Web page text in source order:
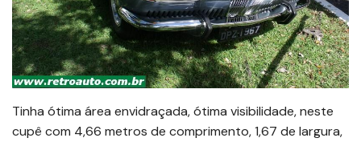
Tinha ótima área envidraçada, ótima visibilidade, neste
cupê com 4,66 metros de comprimento, 1,67 de largura,